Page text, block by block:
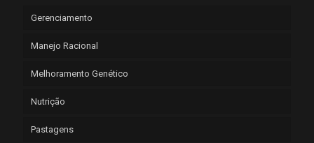
Gerenciamento
Manejo Racional
Melhoramento Genético
Nutrição
Pastagens